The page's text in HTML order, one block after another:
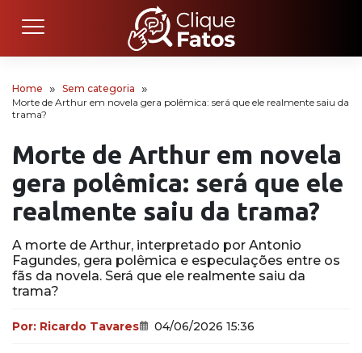
Home
Sem categoria
Morte de Arthur em novela gera polêmica: será que ele realmente saiu da
trama?
Morte de Arthur em novela
gera polêmica: será que ele
realmente saiu da trama?
A morte de Arthur, interpretado por Antonio
Fagundes, gera polêmica e especulações entre os
fãs da novela. Será que ele realmente saiu da
trama?
Por: Ricardo Tavares 04/06/2026 15:36